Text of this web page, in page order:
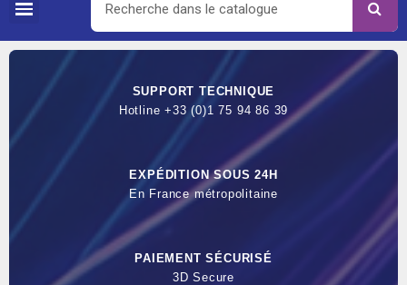
SUPPORT TECHNIQUE
Hotline +33 (0)1 75 94 86 39
EXPÉDITION SOUS 24H
En France métropolitaine
PAIEMENT SÉCURISÉ
3D Secure